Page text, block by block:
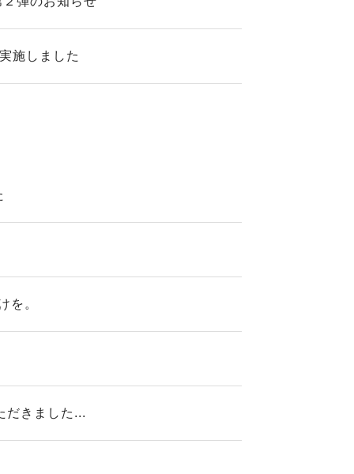
施しました
を。
だきました...